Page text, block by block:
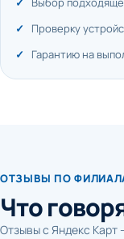
Проверку
Гарантию на
ОТЗЫВЫ ПО
Что
Отзывы с Яндекс Карт